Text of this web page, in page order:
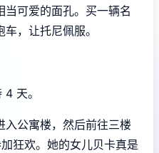
可爱的面孔。买一辆名
，让托尼佩服。
天。
入公寓楼，然后前往三楼
狂欢。她的女儿贝卡真是